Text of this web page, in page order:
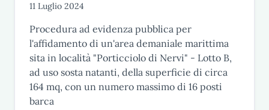
11 Luglio 2024
Procedura ad evidenza pubblica per
l'affidamento di un'area demaniale marittima
sita in località "Porticciolo di Nervi" - Lotto B,
ad uso sosta natanti, della superficie di circa
164 mq, con un numero massimo di 16 posti
barca